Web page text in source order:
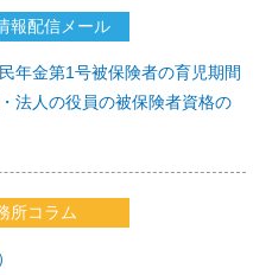
報配信メール
年金第1号被保険者の育児期間
法人の役員の被保険者資格の
所コラム